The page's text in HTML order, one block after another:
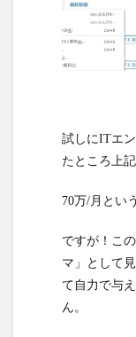
る。
4.1
が提供し
Power
じゃー
ム業界
試しにITエ
たところ上
70万/月とい
ですが！こ
マ」として
て自力で与
ん。